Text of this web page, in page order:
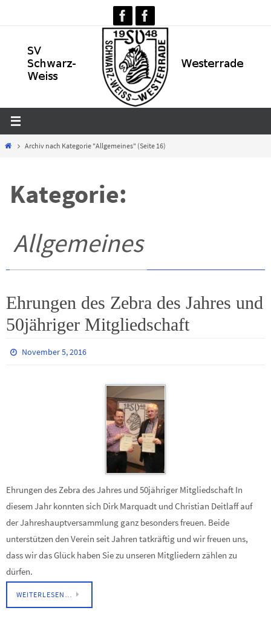
HomeArchiv nach Kategorie "Allgemeines" (Seite 16)
Kategorie:
Allgemeines
Ehrungen des Zebra des Jahres und
50jähriger Mitgliedschaft
November 5, 2016
Ehrungen des Zebra des Jahres und 50jähriger Mitgliedschaft In
diesem Jahr konnten sich Dirk Marquadt und Christian Deitlaff auf
der Jahreshauptversammlung ganz besonders freuen. Beide
unterstützen den Verein seit Jahren tatkräftig und wir freuen uns,
dass wir das Glück haben Sie zu unseren Mitgliedern zählen zu
dürfen.
WEITERLESEN…